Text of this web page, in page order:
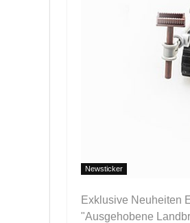
Newsticker
Exklusive Neuheiten
"Ausgehobene